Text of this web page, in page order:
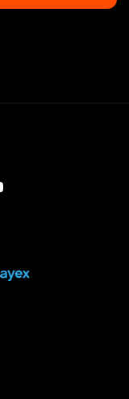
price